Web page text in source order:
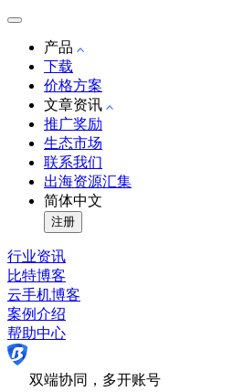
产品
下载
价格方案
文章资讯
推广奖励
生态市场
联系我们
出海资源汇集
简体中文
注册
行业资讯
比特博客
云手机博客
案例介绍
帮助中心
双端协同，多开账号